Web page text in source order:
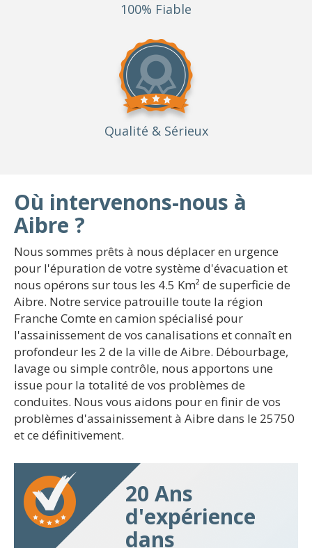
100% Fiable
Qualité & Sérieux
Où intervenons-nous à
Aibre ?
Nous sommes prêts à nous déplacer en urgence
pour l'épuration de votre système d'évacuation et
nous opérons sur tous les 4.5 Km² de superficie de
Aibre. Notre service patrouille toute la région
Franche Comte en camion spécialisé pour
l'assainissement de vos canalisations et connaît en
profondeur les 2 de la ville de Aibre. Débourbage,
lavage ou simple contrôle, nous apportons une
issue pour la totalité de vos problèmes de
conduites. Nous vous aidons pour en finir de vos
problèmes d'assainissement à Aibre dans le 25750
et ce définitivement.
20 Ans
d'expérience
dans